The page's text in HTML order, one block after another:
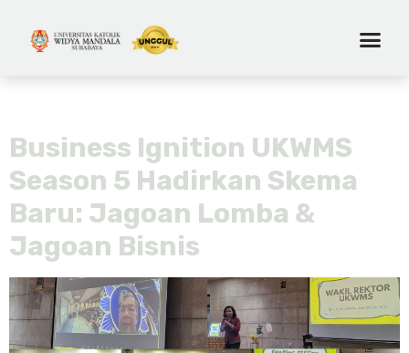
Business Ignition UKWMS
Season 5 Hadirkan Skema
Baru: Jagoan Lomba &
Jagoan Bisnis